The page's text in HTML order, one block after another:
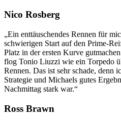
Nico Rosberg
„Ein enttäuschendes Rennen für
schwierigen Start auf den Prime-
Platz in der ersten Kurve
flog Tonio Liuzzi wie ein Torpedo
Rennen. Das ist sehr schade, denn
Strategie und Michaels gutes
Nachmittag stark war.“
Ross Brawn